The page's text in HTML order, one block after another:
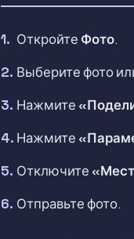
Откройте Фото.
Выберите фото
Нажмите
Нажмите
Отключите
Отправьте фото.